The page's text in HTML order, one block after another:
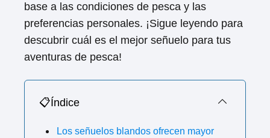
base a las condiciones de pesca y las
preferencias personales. ¡Sigue leyendo para
descubrir cuál es el mejor señuelo para tus
aventuras de pesca!
📋Índice
Los señuelos blandos ofrecen mayor